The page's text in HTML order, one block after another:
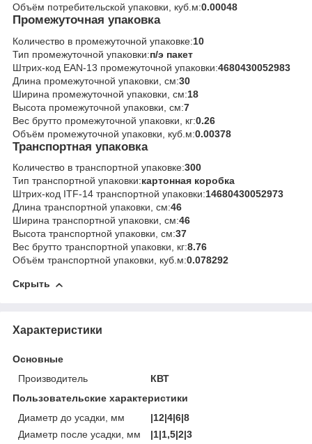
Объём потребительской упаковки, куб.м:0.00048
Промежуточная упаковка
Количество в промежуточной упаковке:10
Тип промежуточной упаковки:п/э пакет
Штрих-код EAN-13 промежуточной упаковки:4680430052983
Длина промежуточной упаковки, см:30
Ширина промежуточной упаковки, см:18
Высота промежуточной упаковки, см:7
Вес брутто промежуточной упаковки, кг:0.26
Объём промежуточной упаковки, куб.м:0.00378
Транспортная упаковка
Количество в транспортной упаковке:300
Тип транспортной упаковки:картонная коробка
Штрих-код ITF-14 транспортной упаковки:14680430052973
Длина транспортной упаковки, см:46
Ширина транспортной упаковки, см:46
Высота транспортной упаковки, см:37
Вес брутто транспортной упаковки, кг:8.76
Объём транспортной упаковки, куб.м:0.078292
Скрыть
Характеристики
Основные
Производитель
КВТ
Пользовательские характеристики
Диаметр до усадки, мм
|12|4|6|8
Диаметр после усадки, мм
|1|1,5|2|3